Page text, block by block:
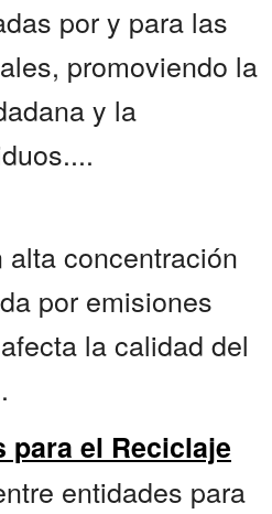
por y para las
promoviendo la
y la
concentración
por emisiones
la calidad del
para el Reciclaje
entidades para